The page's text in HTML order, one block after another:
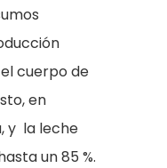
cuerpo de
en
y la leche
un 85 %.